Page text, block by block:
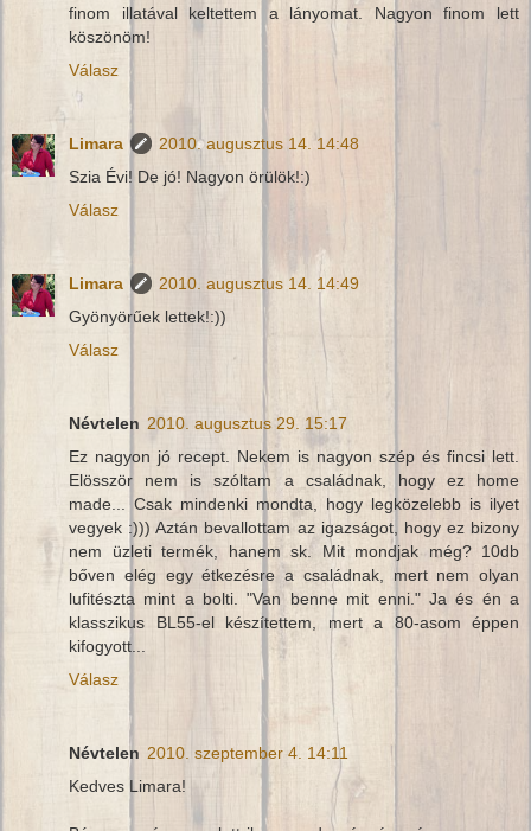
finom illatával keltettem a lányomat. Nagyon finom lett
köszönöm!
Válasz
Limara
2010. augusztus 14. 14:48
Szia Évi! De jó! Nagyon örülök!:)
Válasz
Limara
2010. augusztus 14. 14:49
Gyönyörűek lettek!:))
Válasz
Névtelen 2010. augusztus 29. 15:17
Ez nagyon jó recept. Nekem is nagyon szép és fincsi lett.
Elösször nem is szóltam a családnak, hogy ez home
made... Csak mindenki mondta, hogy legközelebb is ilyet
vegyek :))) Aztán bevallottam az igazságot, hogy ez bizony
nem üzleti termék, hanem sk. Mit mondjak még? 10db
bőven elég egy étkezésre a családnak, mert nem olyan
lufitészta mint a bolti. "Van benne mit enni." Ja és én a
klasszikus BL55-el készítettem, mert a 80-asom éppen
kifogyott...
Válasz
Névtelen 2010. szeptember 4. 14:11
Kedves Limara!